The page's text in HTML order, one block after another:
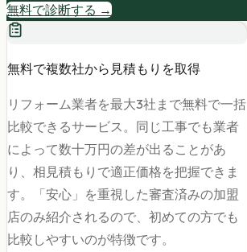
無料で診断する →
無料で複数社から見積もりを取得
リフォーム業者を最大3社まで無料で一括
比較できるサービス。同じ工事でも業者
によって数十万円の差が出ることがあ
り、相見積もりで適正価格を把握できま
す。「安心」を重視した審査済みの加盟
店のみ紹介されるので、初めての方でも
比較しやすいのが特徴です。